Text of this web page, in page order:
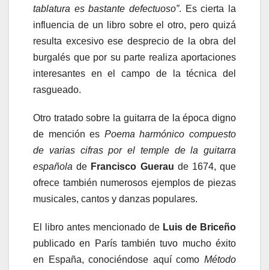
tablatura es bastante defectuoso”. Es cierta la
influencia de un libro sobre el otro, pero quizá
resulta excesivo ese desprecio de la obra del
burgalés que por su parte realiza aportaciones
interesantes en el campo de la técnica del
rasgueado.
Otro tratado sobre la guitarra de la época digno
de mención es Poema harmónico compuesto
de varias cifras por el temple de la guitarra
española de Francisco Guerau de 1674, que
ofrece también numerosos ejemplos de piezas
musicales, cantos y danzas populares.
El libro antes mencionado de Luis de Briceño
publicado en París también tuvo mucho éxito
en España, conociéndose aquí como Método